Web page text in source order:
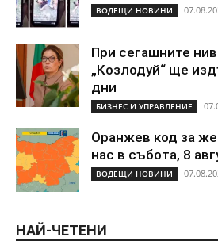
ВОДЕЩИ НОВИНИ
При сегашните
„Козлодуй“ ще
дни
БИЗНЕС И УПРАВЛЕНИЕ
Оранжев код за
нас в събота, 8
ВОДЕЩИ НОВИНИ
НАЙ-ЧЕТЕНИ